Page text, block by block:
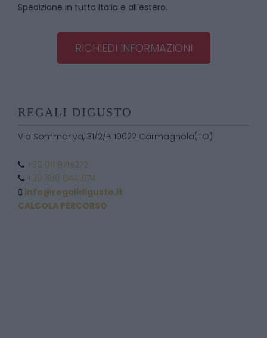
Spedizione in tutta Italia e all’estero.
RICHIEDI INFORMAZIONI
REGALI DIGUSTO
Via Sommariva, 31/2/B 10022 Carmagnola(TO)
+39 011 9715272
+39 380 6441674
info@regalidigusto.it
CALCOLA PERCORSO